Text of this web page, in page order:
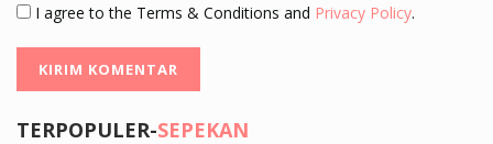
I agree to the Terms & Conditions and Privacy Policy.
TERPOPULER-SEPEKAN